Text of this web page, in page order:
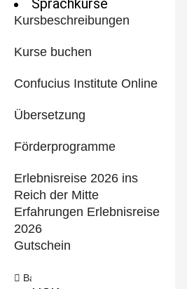
Sprachkurse
Kursbeschreibungen
Kurse buchen
Confucius Institute Online
Übersetzung
Förderprogramme
Erlebnisreise 2026 ins
Reich der Mitte
Erfahrungen Erlebnisreise
2026
Gutschein
Back